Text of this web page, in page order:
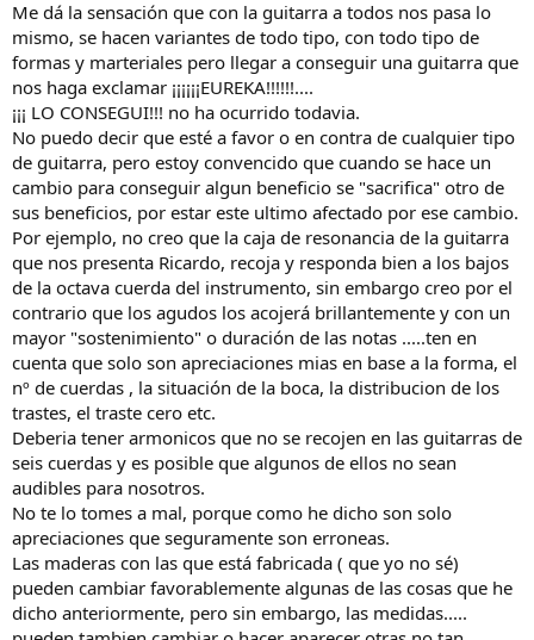
Me dá la sensación que con la guitarra a todos nos pasa lo
mismo, se hacen variantes de todo tipo, con todo tipo de
formas y marteriales pero llegar a conseguir una guitarra que
nos haga exclamar ¡¡¡¡¡¡EUREKA!!!!!!....
¡¡¡ LO CONSEGUI!!! no ha ocurrido todavia.
No puedo decir que esté a favor o en contra de cualquier tipo
de guitarra, pero estoy convencido que cuando se hace un
cambio para conseguir algun beneficio se "sacrifica" otro de
sus beneficios, por estar este ultimo afectado por ese cambio.
Por ejemplo, no creo que la caja de resonancia de la guitarra
que nos presenta Ricardo, recoja y responda bien a los bajos
de la octava cuerda del instrumento, sin embargo creo por el
contrario que los agudos los acojerá brillantemente y con un
mayor "sostenimiento" o duración de las notas .....ten en
cuenta que solo son apreciaciones mias en base a la forma, el
nº de cuerdas , la situación de la boca, la distribucion de los
trastes, el traste cero etc.
Deberia tener armonicos que no se recojen en las guitarras de
seis cuerdas y es posible que algunos de ellos no sean
audibles para nosotros.
No te lo tomes a mal, porque como he dicho son solo
apreciaciones que seguramente son erroneas.
Las maderas con las que está fabricada ( que yo no sé)
pueden cambiar favorablemente algunas de las cosas que he
dicho anteriormente, pero sin embargo, las medidas.....